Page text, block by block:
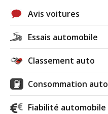
Avis voitures
Essais automobile
Classement auto
Consommation auto
Fiabilité automobile